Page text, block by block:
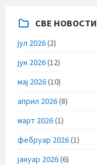
СВЕ НОВОСТИ
јул 2026(2)
јун 2026(12)
мај 2026(10)
април 2026(8)
март 2026(1)
фебруар 2026(1)
јануар 2026(6)